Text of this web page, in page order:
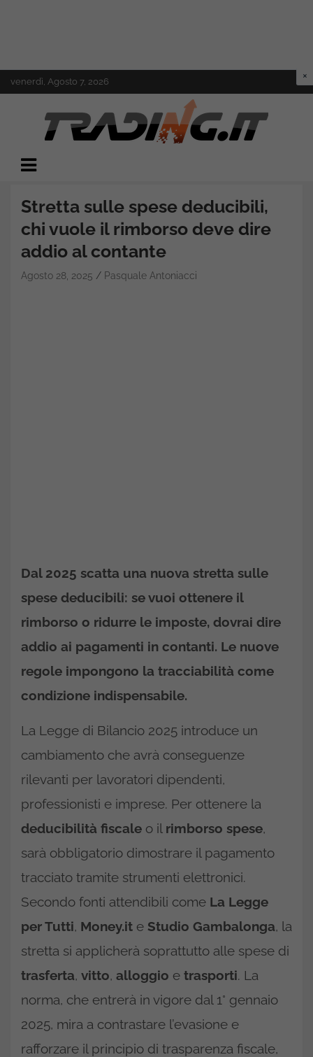
to
venerdì, Agosto 7, 2026
Trading.it
Stretta sulle spese deducibili,
chi vuole il rimborso deve dire
addio al contante
Agosto 28, 2025 Pasquale Antoniacci
Dal 2025 scatta una nuova stretta sulle
spese deducibili: se vuoi ottenere il
rimborso o ridurre le imposte, dovrai dire
addio ai pagamenti in contanti. Le nuove
regole impongono la tracciabilità come
condizione indispensabile.
La Legge di Bilancio 2025 introduce un
cambiamento che avrà conseguenze
rilevanti per lavoratori dipendenti,
professionisti e imprese. Per ottenere la
deducibilità fiscale o il rimborso spese,
sarà obbligatorio dimostrare il pagamento
tracciato tramite strumenti elettronici.
Secondo fonti attendibili come La Legge
per Tutti, Money.it e Studio Gambalonga, la
stretta si applicherà soprattutto alle spese di
trasferta, vitto, alloggio e trasporti. La
norma, che entrerà in vigore dal 1° gennaio
2025, mira a contrastare l’evasione e
rafforzare il principio di trasparenza fiscale,